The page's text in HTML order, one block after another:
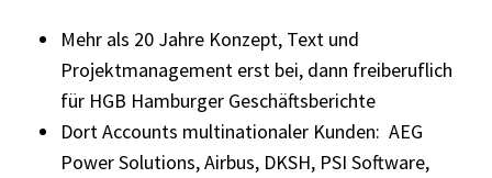
Mehr als 20 Jahre Konzept, Text und
Projektmanagement erst bei, dann freiberuflich
für HGB Hamburger Geschäftsberichte
Dort Accounts multinationaler Kunden: AEG
Power Solutions, Airbus, DKSH, PSI Software,